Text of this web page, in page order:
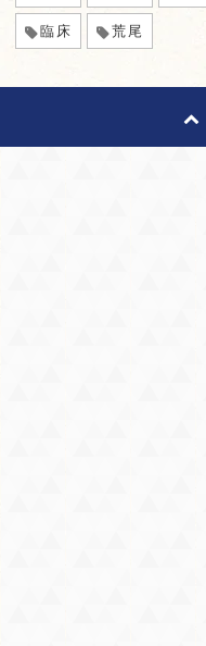
臨床 荒尾